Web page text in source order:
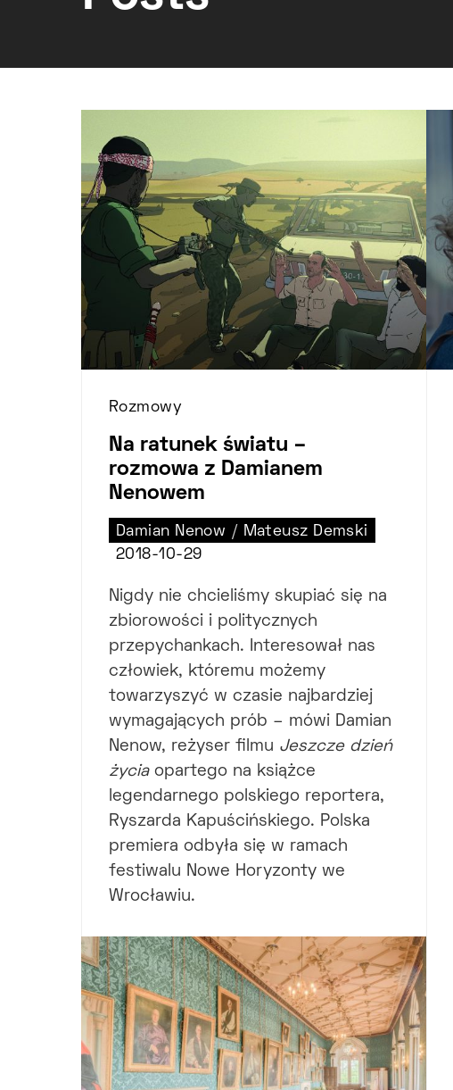
Rozmowy
Na ratunek światu –
rozmowa z Damianem
Nenowem
Damian Nenow /
Mateusz Demski
2018-10-29
Nigdy nie chcieliśmy skupiać się na
zbiorowości i politycznych
przepychankach. Interesował nas
człowiek, któremu możemy
towarzyszyć w czasie najbardziej
wymagających prób – mówi Damian
Nenow, reżyser filmu Jeszcze dzień
życiaopartego na książce
legendarnego polskiego reportera,
Ryszarda Kapuścińskiego. Polska
premiera odbyła się w ramach
festiwalu Nowe Horyzonty we
Wrocławiu.